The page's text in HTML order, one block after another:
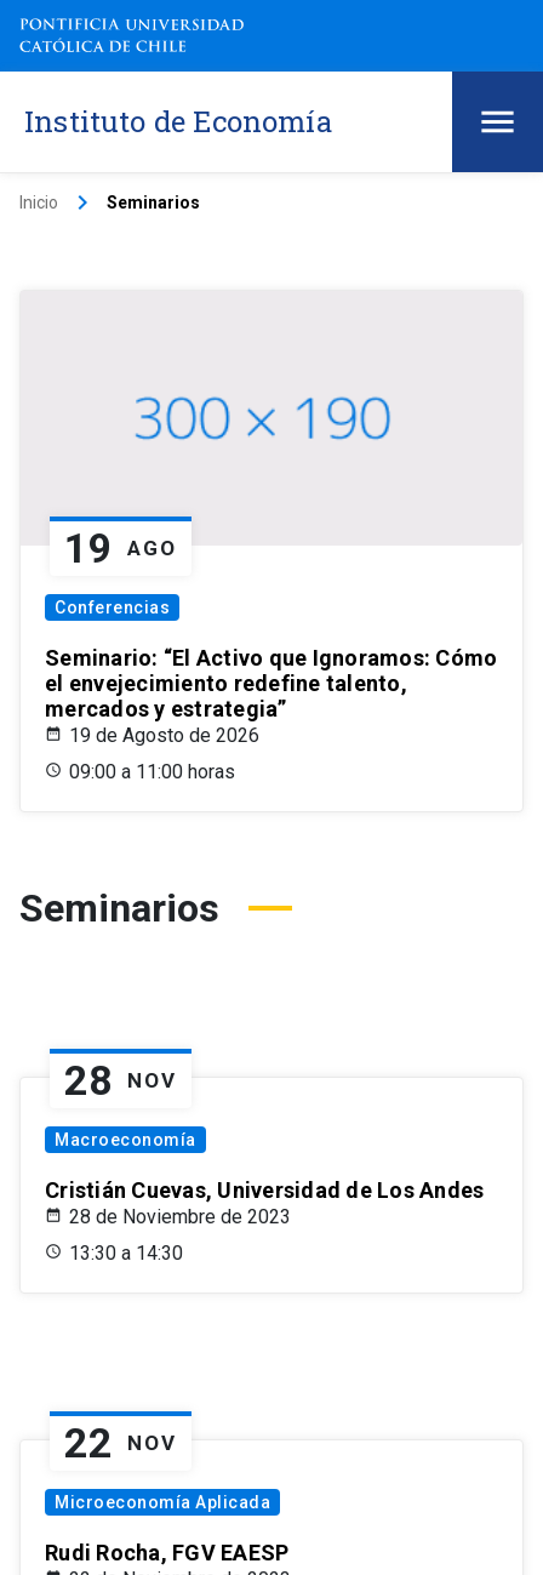
Instituto de Economía
Inicio keyboard_arrow_right Seminarios
19 AGO
Conferencias
Seminario: “El Activo que Ignoramos: Cómo
el envejecimiento redefine talento,
mercados y estrategia”
19 de Agosto de 2026
09:00 a 11:00 horas
Seminarios
28 NOV
Macroeconomía
Cristián Cuevas, Universidad de Los Andes
28 de Noviembre de 2023
13:30 a 14:30
22 NOV
Microeconomía Aplicada
Rudi Rocha, FGV EAESP